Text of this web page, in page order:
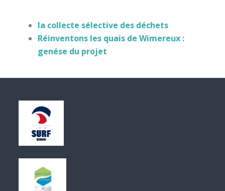
la collecte sélective des déchets
Réinventons les quais de Wimereux :
genése du projet